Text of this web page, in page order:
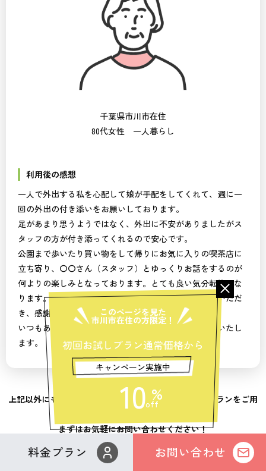
このページを見た
市川市在住の方限定！
初回お試しプラン通常価格から
キャンペーン実施中
10 %
off
千葉県市川市在住
80代女性 一人暮らし
利用後の感想
一人で外出する私を心配して娘が手配をしてくれて、週に一
回の外出の付き添いをお願いしております。
足があまり思うようではなく、外出に不安がありましたがス
タッフの方が付き添ってくれるので安心です。
公園まで歩いたり買い物をして帰りにお気に入りの喫茶店に
立ち寄り、〇〇さん（スタッフ）とゆっくりお話をするのが
何よりの楽しみとなっております。とても良い気分転換にな
ります。市役所や郵便局、お墓参りにも一緒に行っていただ
き、感謝しております。
いつもありがとうございます。今後とも宜しくお願いいたし
ます。
上記以外にも、お客様のニーズに合わせたたくさんのプランをご用
まずはお気軽にお問い合わせください！
料金プラン お問い合わせ